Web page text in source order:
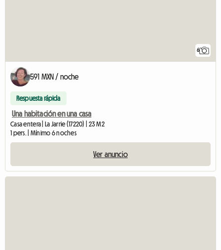
6
591 MXN / noche
Respuesta rápida
Una habitación en una casa
Casa entera | La Jarrie (17220) | 23 M2
1 pers. | Mínimo 6 noches
Ver anuncio